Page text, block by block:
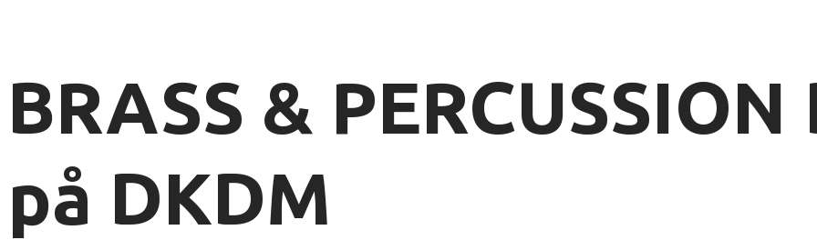
BRASS & PERCUSSION
på DKDM